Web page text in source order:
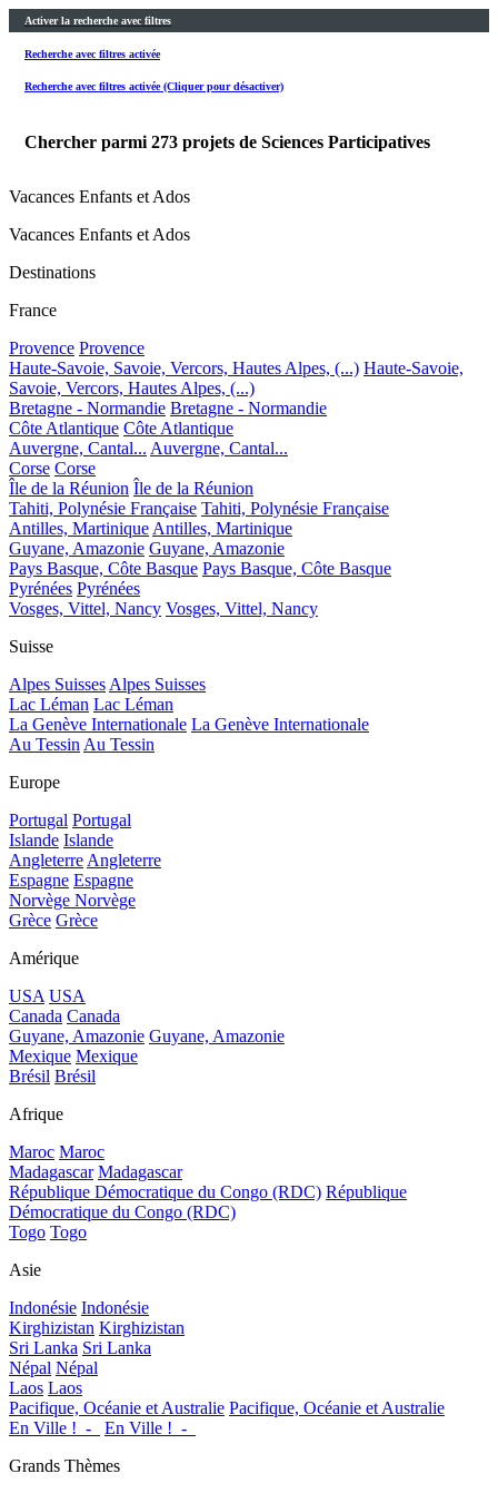
Activer la recherche avec filtres
Recherche avec filtres activée
Recherche avec filtres activée (Cliquer pour désactiver)
Chercher parmi 273 projets de Sciences Participatives
Vacances Enfants et Ados
Vacances Enfants et Ados
Destinations
France
Provence Provence
Haute-Savoie, Savoie, Vercors, Hautes Alpes, (...) Haute-Savoie,
Savoie, Vercors, Hautes Alpes, (...)
Bretagne - Normandie Bretagne - Normandie
Côte Atlantique Côte Atlantique
Auvergne, Cantal... Auvergne, Cantal...
Corse Corse
Île de la Réunion Île de la Réunion
Tahiti, Polynésie Française Tahiti, Polynésie Française
Antilles, MartiniqueAntilles, Martinique
Guyane, Amazonie Guyane, Amazonie
Pays Basque, Côte Basque Pays Basque, Côte Basque
Pyrénées Pyrénées
Vosges, Vittel, Nancy Vosges, Vittel, Nancy
Suisse
Alpes SuissesAlpes Suisses
Lac Léman Lac Léman
La Genève Internationale La Genève Internationale
Au TessinAu Tessin
Europe
Portugal Portugal
Islande Islande
AngleterreAngleterre
Espagne Espagne
Norvège Norvège
Grèce Grèce
Amérique
USA USA
Canada Canada
Guyane, Amazonie Guyane, Amazonie
Mexique Mexique
Brésil Brésil
Afrique
Maroc Maroc
Madagascar Madagascar
République Démocratique du Congo (RDC) République
Démocratique du Congo (RDC)
Togo Togo
Asie
Indonésie Indonésie
Kirghizistan Kirghizistan
Sri Lanka Sri Lanka
Népal Népal
Laos Laos
Pacifique, Océanie et Australie Pacifique, Océanie et Australie
En Ville !_-_
En Ville !_-_
Grands Thèmes